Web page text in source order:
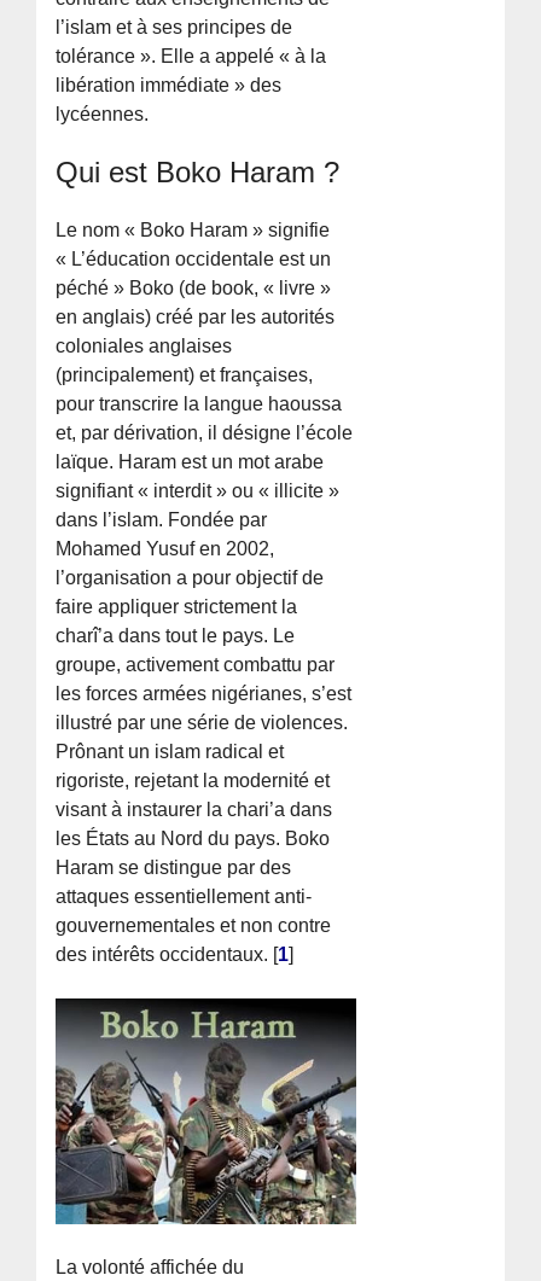
l’islam et à ses principes de
tolérance ». Elle a appelé « à la
libération immédiate » des
lycéennes.
Qui est Boko Haram ?
Le nom « Boko Haram » signifie
« L’éducation occidentale est un
péché » Boko (de book, « livre »
en anglais) créé par les autorités
coloniales anglaises
(principalement) et françaises,
pour transcrire la langue haoussa
et, par dérivation, il désigne l’école
laïque. Haram est un mot arabe
signifiant « interdit » ou « illicite »
dans l’islam. Fondée par
Mohamed Yusuf en 2002,
l’organisation a pour objectif de
faire appliquer strictement la
charî’a dans tout le pays. Le
groupe, activement combattu par
les forces armées nigérianes, s’est
illustré par une série de violences.
Prônant un islam radical et
rigoriste, rejetant la modernité et
visant à instaurer la chari’a dans
les États au Nord du pays. Boko
Haram se distingue par des
attaques essentiellement anti-
gouvernementales et non contre
des intérêts occidentaux. [1]
La volonté affichée du